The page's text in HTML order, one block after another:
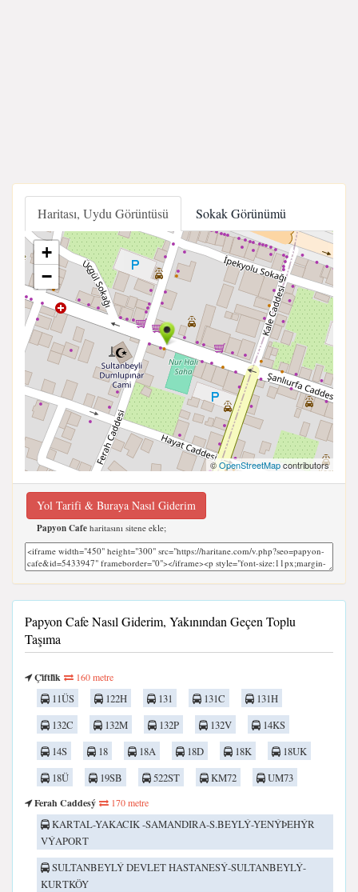
Haritası, Uydu Görüntüsü Sokak Görünümü
+
−
©OpenStreetMapcontributors
Yol Tarifi & Buraya Nasıl Giderim
Papyon Cafe haritasını sitene ekle;
Papyon Cafe Nasıl Giderim, Yakınından Geçen Toplu
Taşıma
Çi̇ftli̇k 160 metre
11ÜS 122H 131 131C
131H
132C
132M 132P 132V
14KS
14S
18 18A 18D 18K
18UK
18Ü
19SB 522ST KM72
UM73
Ferah Caddesý
170 metre
KARTAL-YAKACIK -SAMANDIRA-S.BEYLÝ-YENÝÞEHÝR
VÝAPORT
SULTANBEYLÝ DEVLET HASTANESÝ-SULTANBEYLÝ-
KURTKÖY